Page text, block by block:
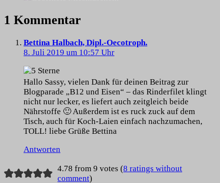
1 Kommentar
Bettina Halbach, Dipl.-Oecotroph.
8. Juli 2019 um 10:57 Uhr
Hallo Sassy, vielen Dank für deinen Beitrag zur
Blogparade „B12 und Eisen“ – das Rinderfilet klingt
nicht nur lecker, es liefert auch zeitgleich beide
Nährstoffe 🙂 Außerdem ist es ruck zuck auf dem
Tisch, auch für Koch-Laien einfach nachzumachen,
TOLL! liebe Grüße Bettina
Antworten
4.78 from 9 votes (8 ratings without
comment)